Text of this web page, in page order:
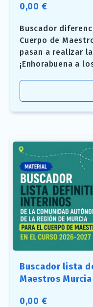
0,00 €
Buscador
Cuerpo de
pasan a realizar
¡Enhorabuena a
Buscador lista
Maestros
0,00 €